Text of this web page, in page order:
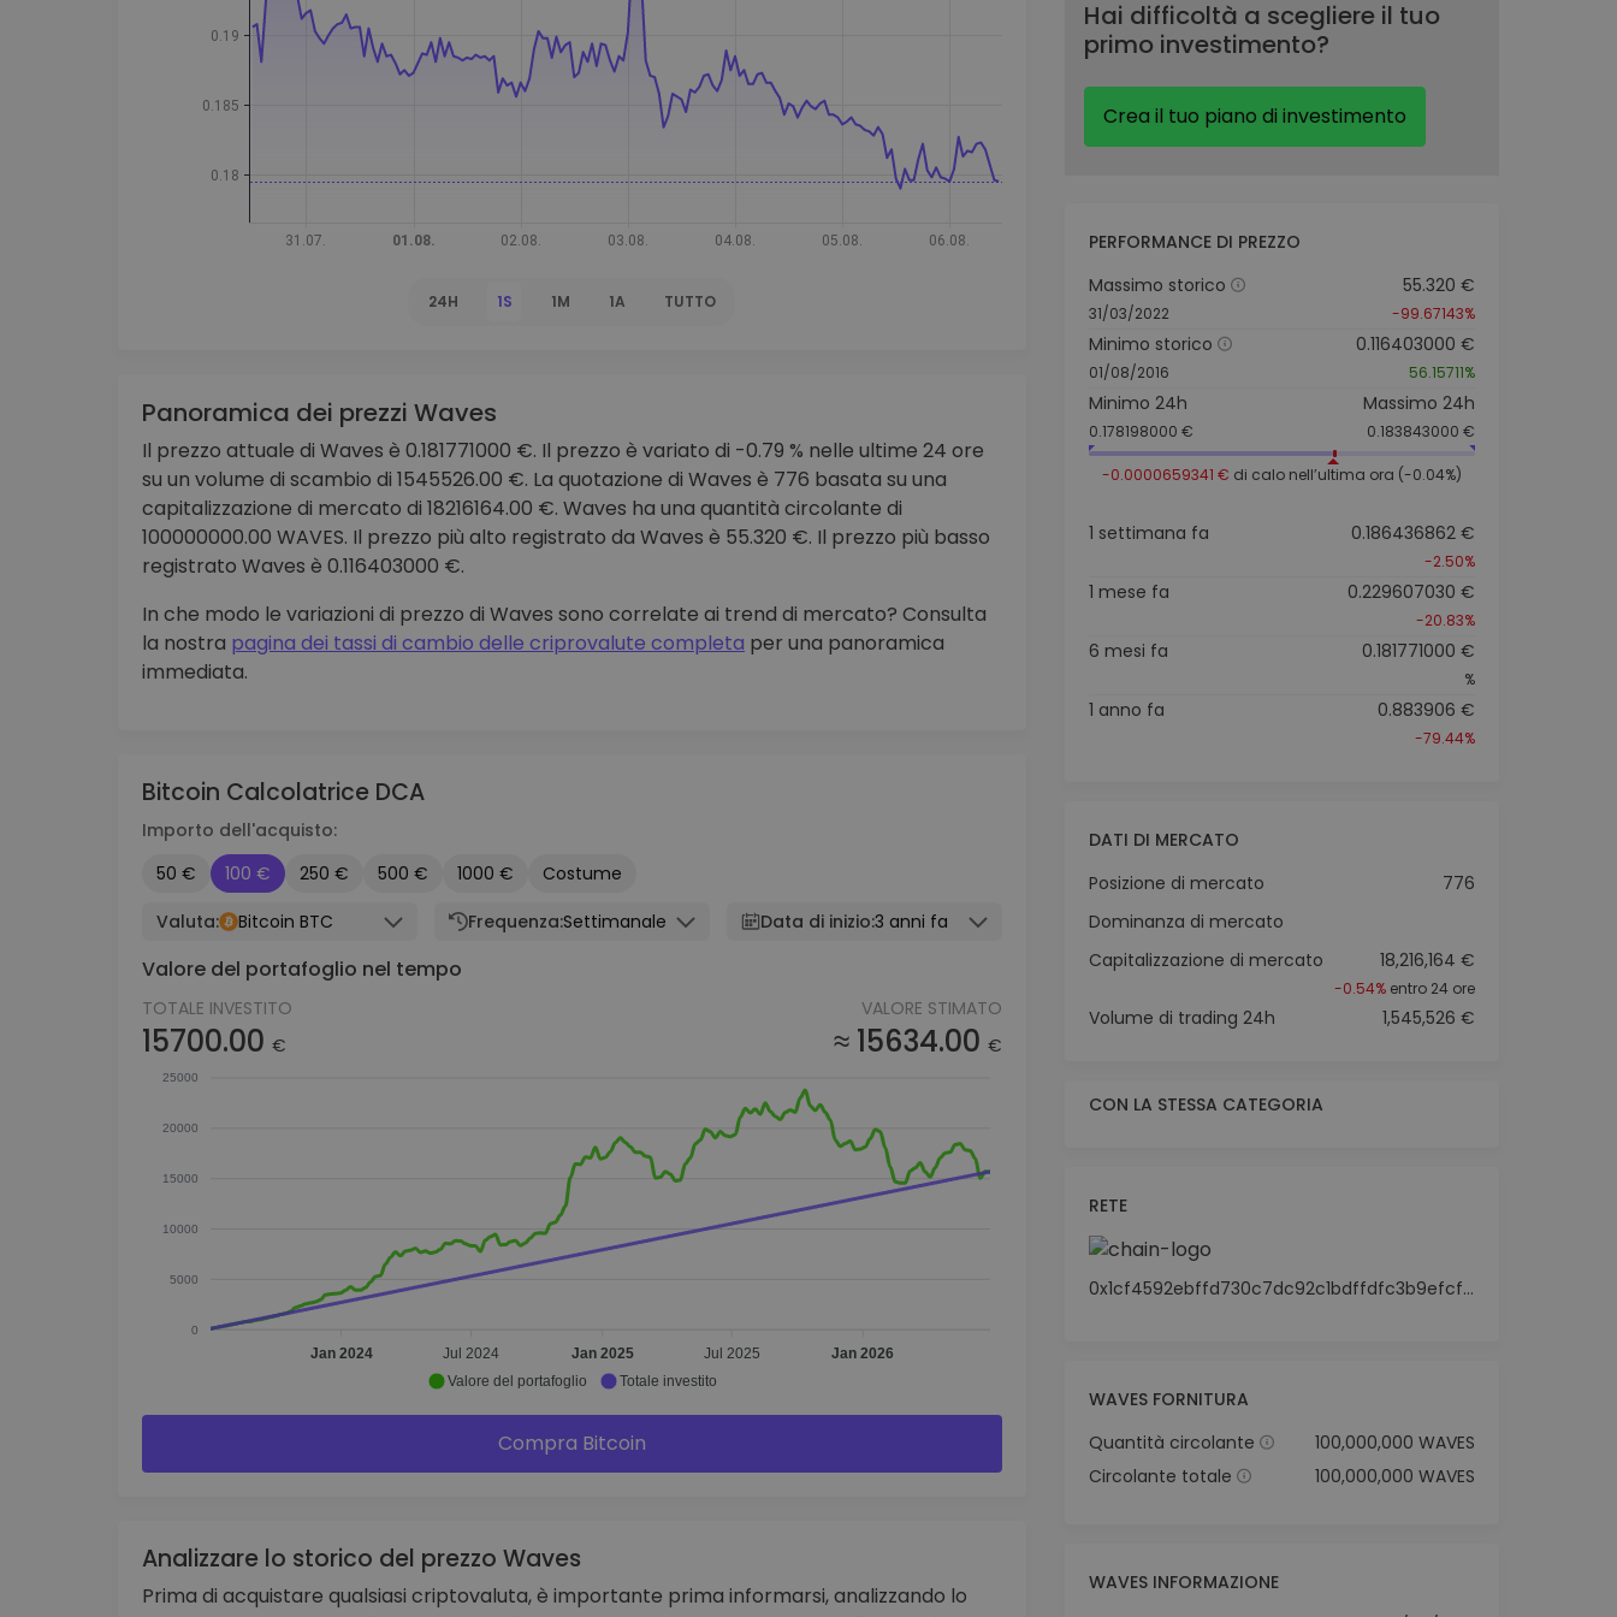
Scoperta investimenti
Trova la tua strategia crypto
24H 1S 1M 1A TUTTO
Panoramica dei prezzi Waves
Il prezzo attuale di Waves è 0.181771000 €. Il prezzo è variato di -0.79 % nelle ultime 24 ore
su un volume di scambio di 1545526.00 €. La quotazione di Waves è 776 basata su una
capitalizzazione di mercato di 18216164.00 €. Waves ha una quantità circolante di
100000000.00 WAVES. Il prezzo più alto registrato da Waves è 55.320 €. Il prezzo più basso
registrato Waves è 0.116403000 €.
In che modo le variazioni di prezzo di Waves sono correlate ai trend di mercato? Consulta
la nostra pagina dei tassi di cambio delle criprovalute completa per una panoramica
immediata.
Bitcoin Calcolatrice DCA
Importo dell'acquisto:
50 €
100 € 250 € 500 € 1000 €
Costume
Valuta:
Bitcoin BTC Frequenza:Settimanale Data di inizio:3 anni fa
Valore del portafoglio nel tempo
TOTALE INVESTITO
15700.00 €
VALORE STIMATO
≈ 15634.00 €
25000
20000
15000
10000
5000
0
Jan 2024 Jul 2024 Jan 2025 Jul 2025 Jan 2026
Valore del portafoglio Totale investito
Compra Bitcoin
Analizzare lo storico del prezzo Waves
Prima di acquistare qualsiasi criptovaluta, è importante prima informarsi, analizzando lo
Hai difficoltà a scegliere il tuo
primo investimento?
Crea il tuo piano di investimento
PERFORMANCE DI PREZZO
Massimo storico
31/03/2022
55.320 €
-99.67143%
Minimo storico
01/08/2016
0.116403000 €
56.15711%
Minimo 24h
0.178198000 €
Massimo 24h
0.183843000 €
-0.0000659341 € di calo nell’ultima ora (-0.04%)
1 settimana fa 0.186436862 €
-2.50%
1 mese fa 0.229607030 €
-20.83%
6 mesi fa 0.181771000 €
%
1 anno fa 0.883906 €
-79.44%
DATI DI MERCATO
Posizione di mercato
776
Dominanza di mercato
Capitalizzazione di mercato
18,216,164 €
-0.54%entro 24 ore
Volume di trading 24h 1,545,526 €
CON LA STESSA CATEGORIA
RETE
0x1cf4592ebffd730c7dc92c1bdffdfc3b9efcf29a
WAVES FORNITURA
Quantità circolante
100,000,000 WAVES
Circolante totale
100,000,000 WAVES
WAVES INFORMAZIONE